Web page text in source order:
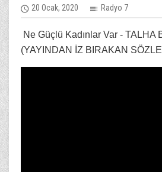
20 Ocak, 2020 Radyo 7
Ne Güçlü Kadınlar Var - TALHA
(YAYINDAN İZ BIRAKAN